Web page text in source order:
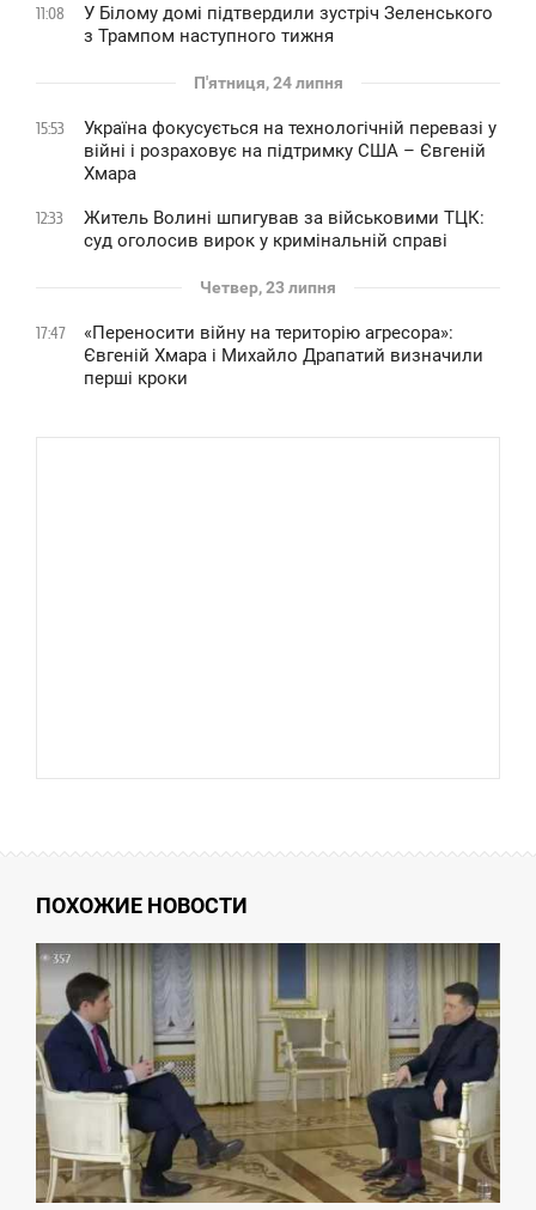
11:08
У Білому домі підтвердили зустріч Зеленського
з Трампом наступного тижня
П'ятниця, 24 липня
15:53
Україна фокусується на технологічній перевазі у
війні і розраховує на підтримку США – Євгеній
Хмара
12:33
Житель Волині шпигував за військовими ТЦК:
суд оголосив вирок у кримінальній справі
Четвер, 23 липня
17:47
«Переносити війну на територію агресора»:
Євгеній Хмара і Михайло Драпатий визначили
перші кроки
ПОХОЖИЕ НОВОСТИ